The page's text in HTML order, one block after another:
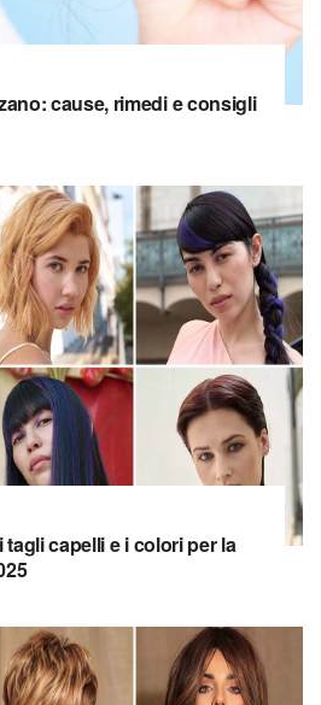
cause, rimedi e consigli
capelli e i colori per la